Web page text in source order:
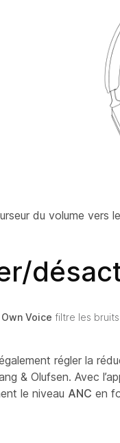
du volume vers
Own Voice filtre les
régler la
& Olufsen. Avec
le niveau ANC en